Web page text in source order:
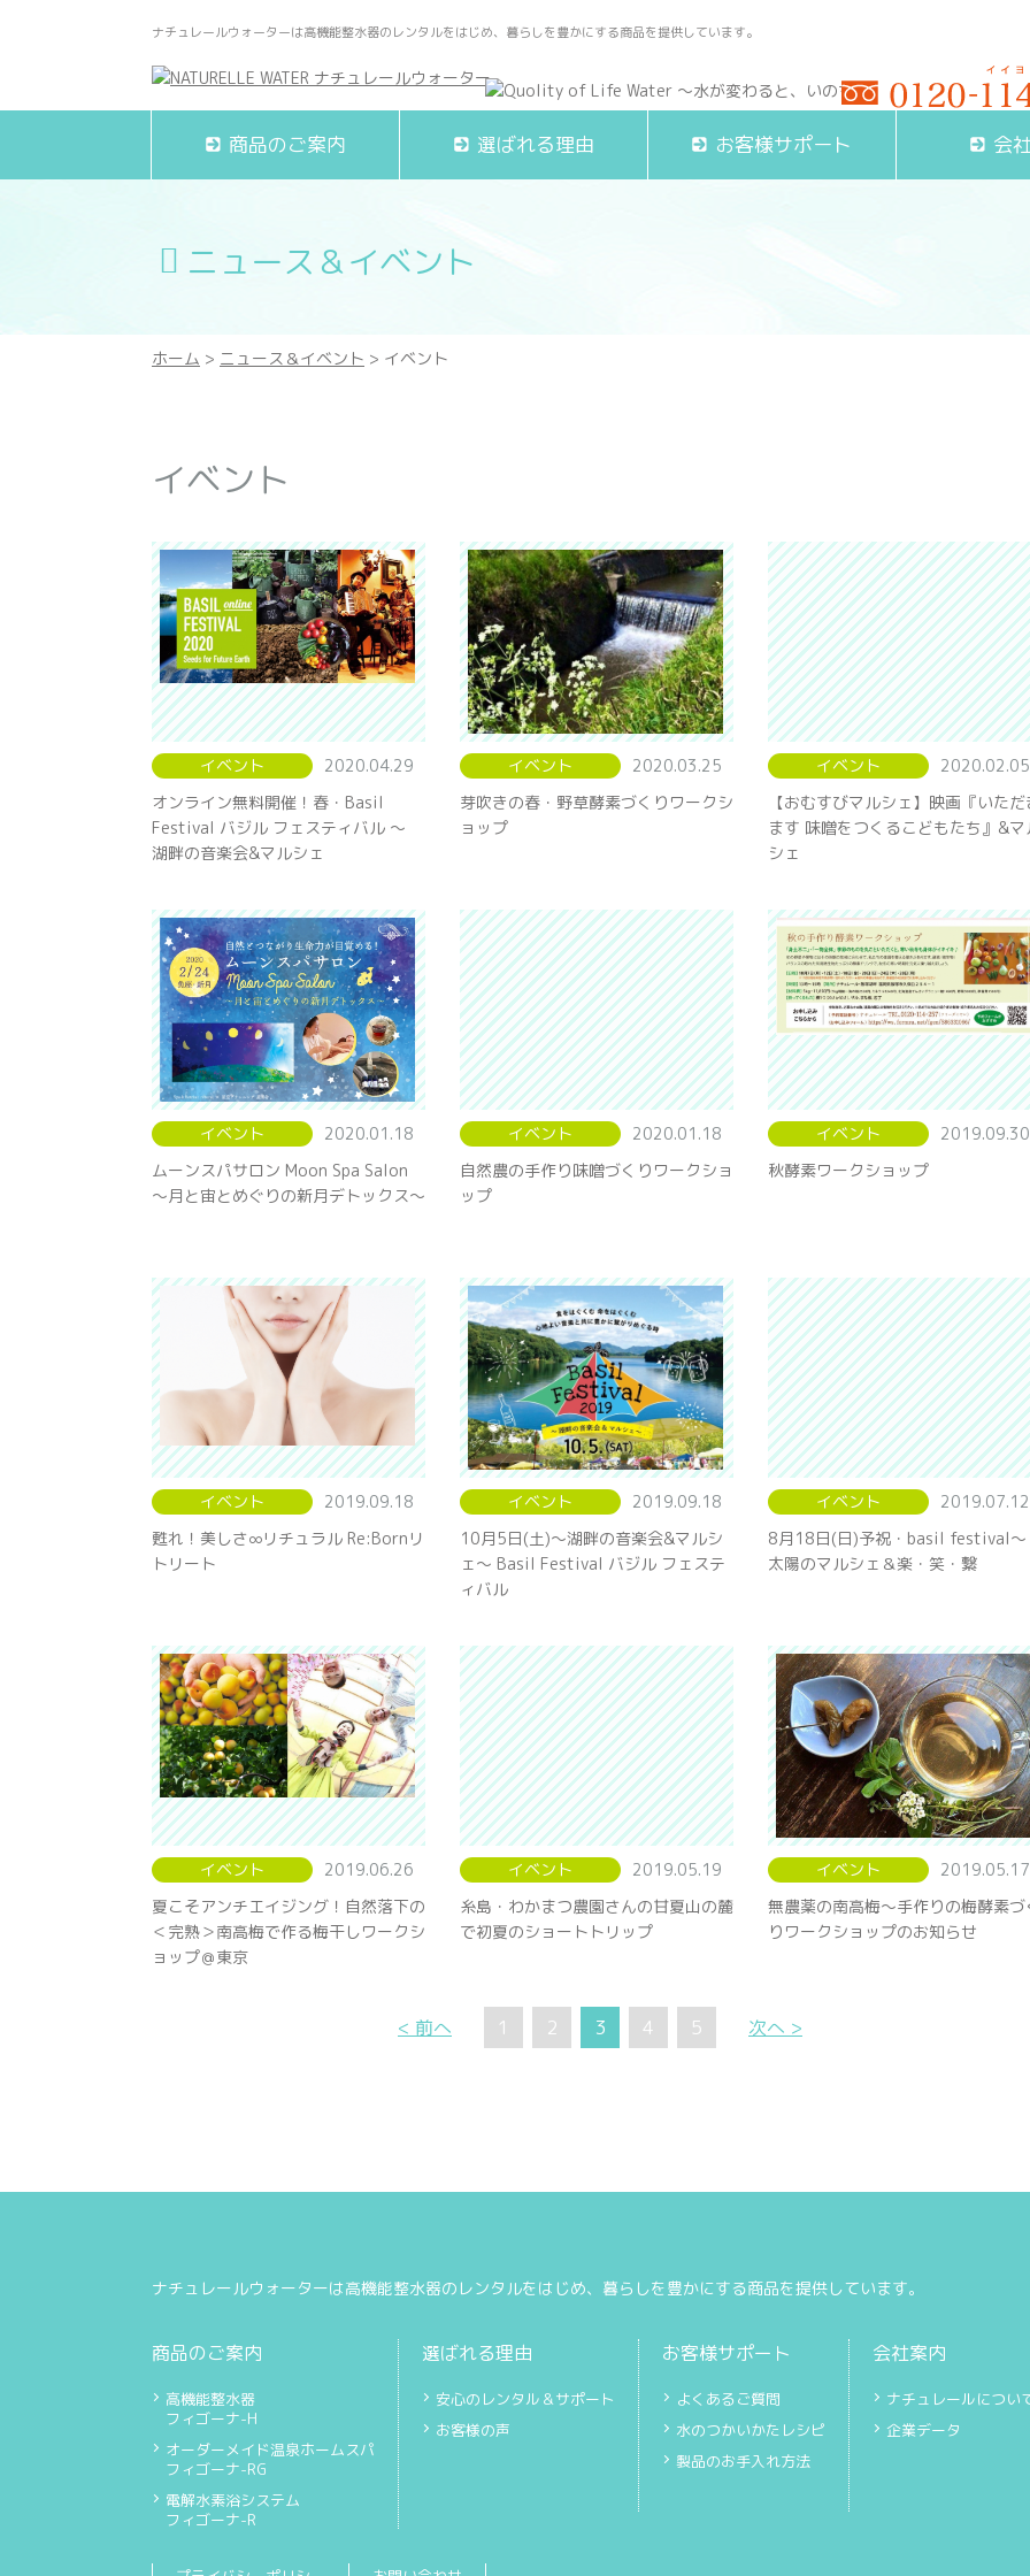
ナチュレールウォーターは高機能整水器のレンタルをはじめ、暮らしを豊かにする商品を提供しています。
商品のご案内 選ばれる理由 お客様サポート 会
ニュース＆イベント
ホーム > ニュース＆イベント > イベント
イベント
イベント
2020.04.29
オンライン無料開催！春・Basil
Festival バジル フェスティバル 〜
湖畔の音楽会&マルシェ
イベント
2020.03.25
芽吹きの春・野草酵素づくりワークシ
ョップ
イベント
2020.02.05
【おむすびマルシェ】映画『いただ
ます 味噌をつくるこどもたち』&マ
シェ
イベント
2020.01.18
ムーンスパサロン Moon Spa Salon
〜月と宙とめぐりの新月デトックス〜
イベント
2020.01.18
自然農の手作り味噌づくりワークショ
ップ
イベント
2019.09.30
秋酵素ワークショップ
イベント
2019.09.18
甦れ！美しさ∞リチュラル Re:Bornリ
トリート
イベント
2019.09.18
10月5日(土)〜湖畔の音楽会&マルシ
ェ〜 Basil Festival バジル フェステ
ィバル
イベント
2019.07.12
8月18日(日)予祝・basil festival〜
太陽のマルシェ＆楽・笑・繋
イベント
2019.06.26
夏こそアンチエイジング！自然落下の
＜完熟＞南高梅で作る梅干しワークシ
ョップ＠東京
イベント
2019.05.19
糸島・わかまつ農園さんの甘夏山の麓
で初夏のショートトリップ
イベント
2019.05.17
無農薬の南高梅〜手作りの梅酵素づ
りワークショップのお知らせ
< 前へ 1 2 3 4 5 次へ >
ナチュレールウォーターは高機能整水器のレンタルをはじめ、暮らしを豊かにする商品を提供しています。
商品のご案内
高機能整水器
フィゴーナ-H
オーダーメイド温泉ホームスパ
フィゴーナ-RG
電解水素浴システム
フィゴーナ-R
選ばれる理由
安心のレンタル＆サポート
お客様の声
お客様サポート
よくあるご質問
水のつかいかたレシピ
製品のお手入れ方法
会社案内
ナチュレールについ
企業データ